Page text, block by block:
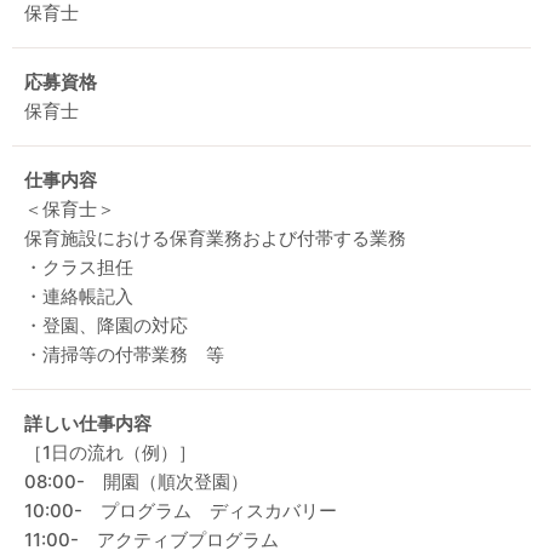
保育士
応募資格
保育士
仕事内容
＜保育士＞
保育施設における保育業務および付帯する業務
・クラス担任
・連絡帳記入
・登園、降園の対応
・清掃等の付帯業務 等
詳しい仕事内容
［1日の流れ（例）］
08:00- 開園（順次登園）
10:00- プログラム ディスカバリー
11:00- アクティブプログラム